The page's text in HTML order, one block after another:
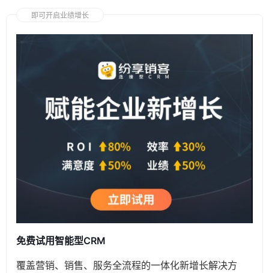
即可开启业绩增长
免费试用智能型CRM
覆盖营销、销售、服务全流程的一体化新增长解决方